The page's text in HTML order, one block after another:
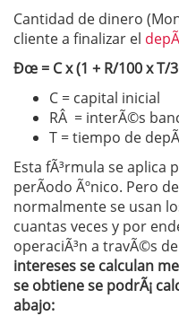
Cantidad de dinero
cliente a finalizar el
Ðœ = C x (1 + R/100 x T/
C = capital inicial
RÂ = interÃ©s
T = tiempo de
Esta fÃ³rmula se aplica
perÃ­odo Ãºnico. Pero
normalmente se usan
cuantas veces y por
operaciÃ³n a travÃ©s
intereses se calculan
se obtiene se podrÃ¡
abajo: